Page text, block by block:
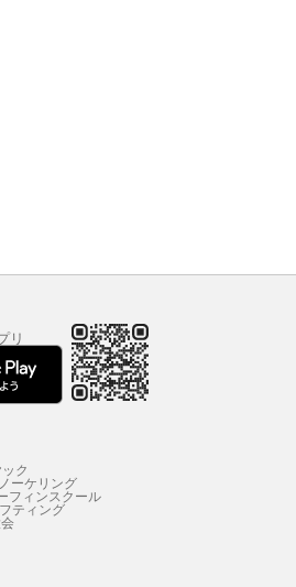
リ
ク
ーケリング
フィンスクール
ティング